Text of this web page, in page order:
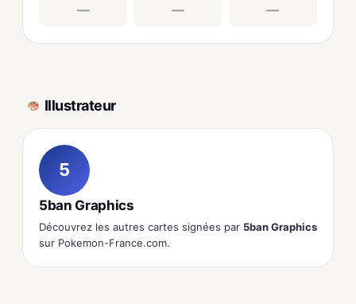
— — —
Illustrateur
5
5ban Graphics
Découvrez les autres cartes signées par 5ban Graphics
sur Pokemon-France.com.